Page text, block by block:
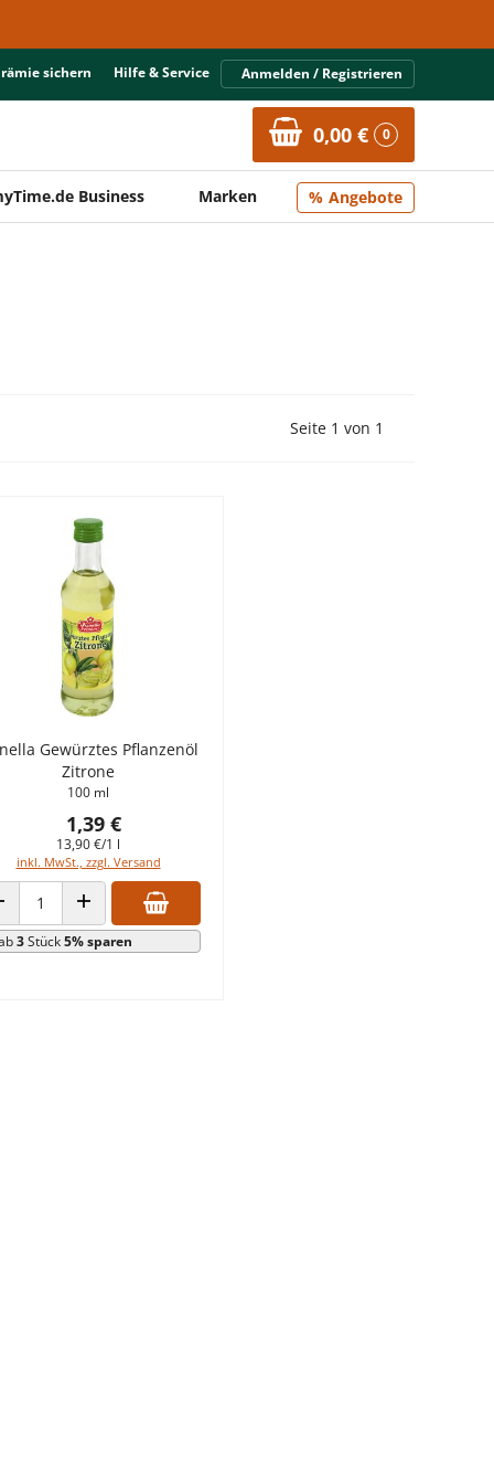
sichern Hilfe & Service Anmelden / Registrieren
0,00 € 0
Business Marken Angebote
Vorherige Seite
Seite 1 von 1
Gewürztes Pflanzenöl
Zitrone
100 ml
1,39 €
13,90 €/1 l
inkl. MwSt., zzgl. Versand
VERRINGERN
ANZAHL ERHÖHEN
3Stück5% sparen